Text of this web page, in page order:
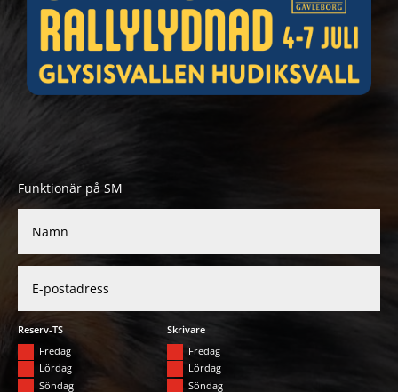
Funktionär på SM
Reserv-TS
Fredag
Lördag
Söndag
Skrivare
Fredag
Lördag
Söndag